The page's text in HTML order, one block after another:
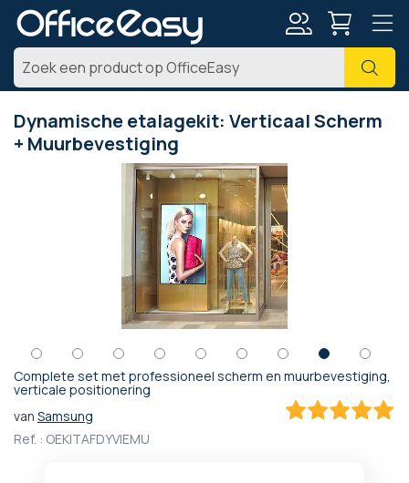
Zoek
Dynamische etalagekit: Verticaal Scherm
+ Muurbevestiging
Complete set met professioneel scherm en muurbevestiging,
verticale positionering
van Samsung
Ref. : OEKITAFDYVIEMU
Ga
het
begin